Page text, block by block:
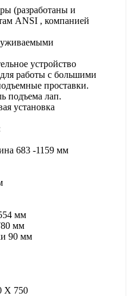
(разработаны и
ANSI , компанией
устройство
работы с большими
проставки.
подъема лап.
установка
683 -1159 мм
мм
мм
90 мм
X 750